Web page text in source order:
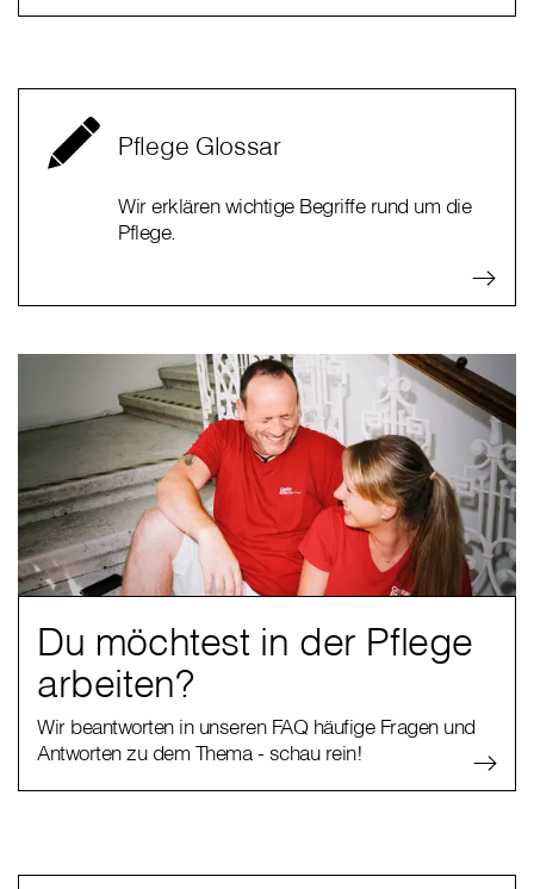
Pflege Glossar
Wir erklären wichtige Begriffe rund um die
Pflege.
Du möchtest in der Pflege
arbeiten?
Wir beantworten in unseren FAQ häufige Fragen und
Antworten zu dem Thema - schau rein!